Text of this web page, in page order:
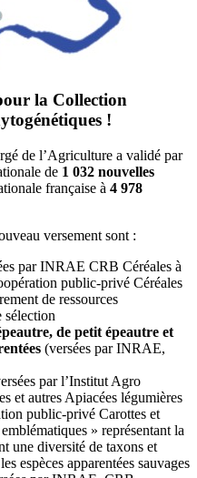
la Collection
!
de l’Agriculture a validé par
de 1 032 nouvelles
française à 4 978
versement sont :
par INRAE CRB Céréales à
public-privé Céréales
de ressources
sélection
de petit épeautre et
(versées par INRAE,
par l’Institut Agro
et autres Apiacées légumières
public-privé Carottes et
» représentant la
une diversité de taxons et
espèces apparentées sauvages